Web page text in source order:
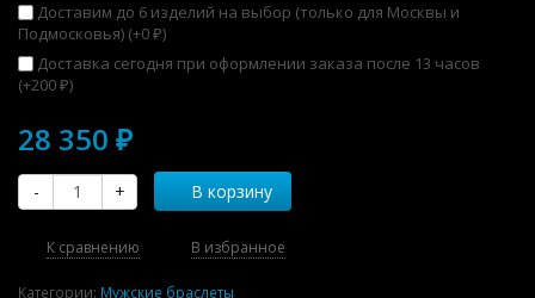
Доставим до 6 изделий на выбор (только для Москвы и
Подмосковья) (+0 ₽)
Доставка сегодня при оформлении заказа после 13 часов
(+200 ₽)
28 350 ₽
- + В корзину
К сравнению В избранное
Категории: Мужские браслеты